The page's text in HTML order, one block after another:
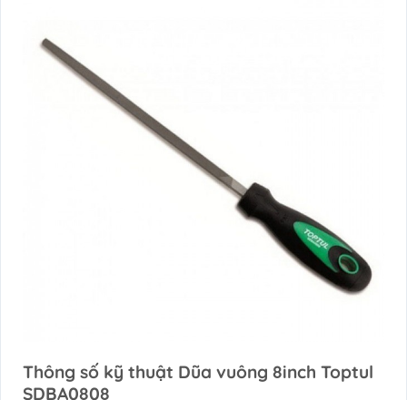
Thông số kỹ thuật Dũa vuông 8inch Toptul
SDBA0808